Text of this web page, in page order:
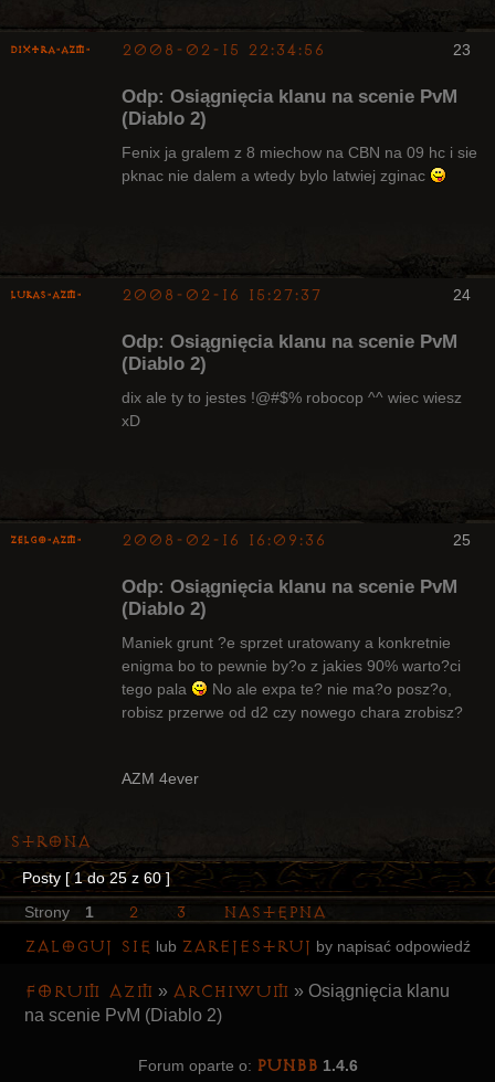
23
Dixtra-AZM- 2008-02-15 22:34:56
Odp: Osiągnięcia klanu na scenie PvM
(Diablo 2)
Fenix ja gralem z 8 miechow na CBN na 09 hc i sie
pknac nie dalem a wtedy bylo latwiej zginac
24
lukas-azm- 2008-02-16 15:27:37
Odp: Osiągnięcia klanu na scenie PvM
(Diablo 2)
dix ale ty to jestes !@#$% robocop ^^ wiec wiesz
xD
25
ZelgO-AZM- 2008-02-16 16:09:36
Odp: Osiągnięcia klanu na scenie PvM
(Diablo 2)
Maniek grunt ?e sprzet uratowany a konkretnie
enigma bo to pewnie by?o z jakies 90% warto?ci
tego pala
No ale expa te? nie ma?o posz?o,
robisz przerwe od d2 czy nowego chara zrobisz?
AZM 4ever
Strona
Posty [ 1 do 25 z 60 ]
Strony
1 2 3
Następna
Zaloguj się lub zarejestruj by napisać odpowiedź
Forum AZM » Archiwum » Osiągnięcia klanu
na scenie PvM (Diablo 2)
Forum oparte o: PunBB 1.4.6